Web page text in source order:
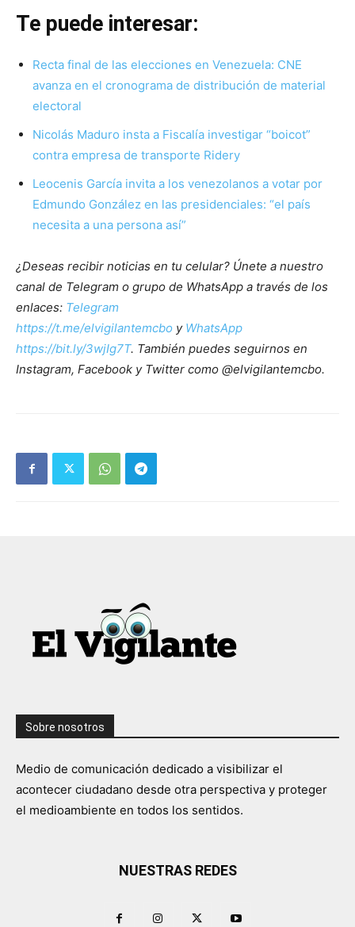
Te puede interesar:
Recta final de las elecciones en Venezuela: CNE
avanza en el cronograma de distribución de material
electoral
Nicolás Maduro insta a Fiscalía investigar “boicot”
contra empresa de transporte Ridery
Leocenis García invita a los venezolanos a votar por
Edmundo González en las presidenciales: “el país
necesita a una persona así”
¿Deseas recibir noticias en tu celular? Únete a nuestro
canal de Telegram o grupo de WhatsApp a través de los
enlaces: Telegram
https://t.me/elvigilantemcbo y WhatsApp
https://bit.ly/3wjIg7T. También puedes seguirnos en
Instagram, Facebook y Twitter como @elvigilantemcbo.
Sobre nosotros
Medio de comunicación dedicado a visibilizar el
acontecer ciudadano desde otra perspectiva y proteger
el medioambiente en todos los sentidos.
NUESTRAS REDES